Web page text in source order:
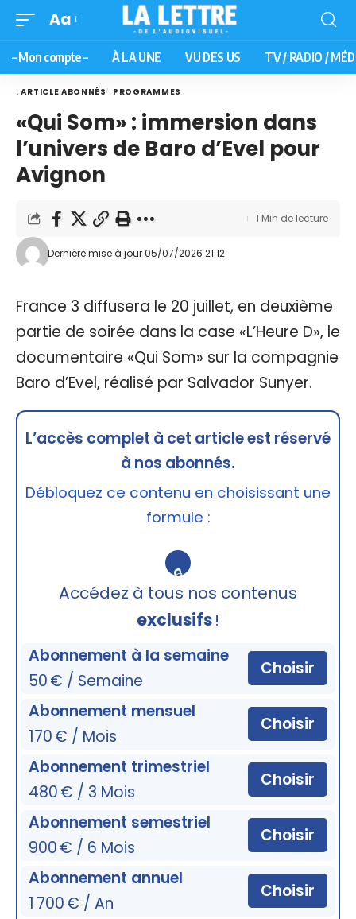
Aa
– Mon compte – À LA UNE VU DES US TV / RADIO /
. ARTICLE ABONNÉS PROGRAMMES
«Qui Som» : immersion dans
l’univers de Baro d’Evel pour
Avignon
Dernière mise à jour 05/07/2026 21:12
1 Min de lecture
France 3 diffusera le 20 juillet, en deuxième
partie de soirée dans la case «L’Heure D», le
documentaire «Qui Som» sur la compagnie
Baro d’Evel, réalisé par Salvador Sunyer.
L’accès complet à cet article est réservé
à nos abonnés.
Débloquez ce contenu en choisissant une
formule :
🔒
Accédez à tous nos contenus
exclusifs!
Abonnement à la semaine
50 € / Semaine
Choisir
Abonnement mensuel
170 € / Mois
Choisir
Abonnement trimestriel
480 € / 3 Mois
Choisir
Abonnement semestriel
900 € / 6 Mois
Choisir
Abonnement annuel
1 700 € / An
Choisir